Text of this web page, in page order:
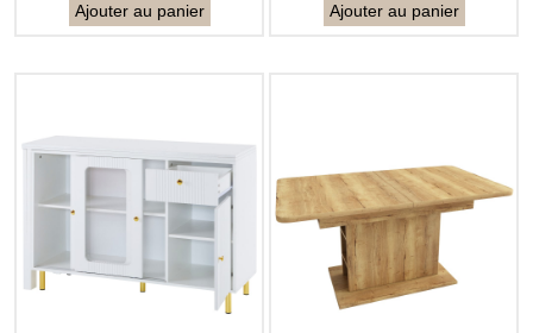
Ajouter au panier Ajouter au panier